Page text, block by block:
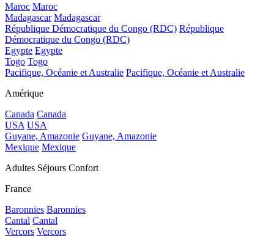
Maroc Maroc
Madagascar Madagascar
République Démocratique du Congo (RDC) République
Démocratique du Congo (RDC)
Egypte Egypte
Togo Togo
Pacifique, Océanie et Australie Pacifique, Océanie et Australie
Amérique
Canada Canada
USA USA
Guyane, Amazonie Guyane, Amazonie
Mexique Mexique
Adultes Séjours Confort
France
Baronnies Baronnies
Cantal Cantal
Vercors Vercors